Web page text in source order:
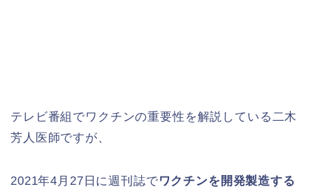
テレビ番組でワクチンの重要性を解説している二木
芳人医師ですが、
2021年4月27日に週刊誌でワクチンを開発製造する